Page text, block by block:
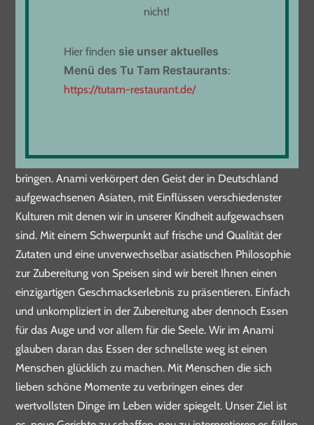
DAS ANAMI RESTAURANT
asiatischen europäischen Kochkunst zum Ausdruck zu
bringen. Anami verkörpert den Geist der in Deutschland
aufgewachsenen Asiaten, mit Einflüssen verschiedenster
Kulturen mit denen wir in unserer Kindheit aufgewachsen
sind. Mit einem Schwerpunkt auf frische und Qualität der
Zutaten und eine unverwechselbar asiatischen Philosophie
zur Zubereitung von Speisen sind wir bereit Ihnen einen
einzigartigen Geschmackserlebnis zu präsentieren. Einfach
und unkompliziert in der Zubereitung aber dennoch Essen
für das Auge und vor allem für die Seele. Wir im Anami
glauben daran das Essen der schnellste weg ist einen
Menschen glücklich zu machen. Mit Menschen die sich
lieben schöne Momente zu verbringen eines der
wertvollsten Dinge im Leben wider spiegelt. Unser Ziel ist
nicht!
Hier finden sie unser aktuelles
Menü des Tu Tam Restaurants:
https://tutam-restaurant.de/